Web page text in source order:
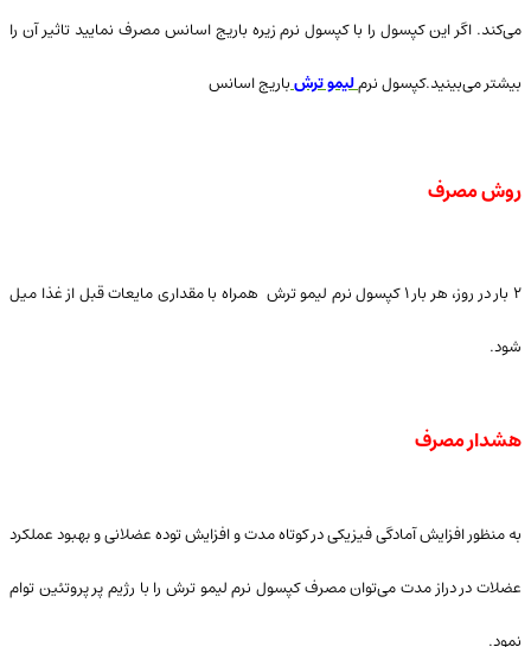
می‌کند. اگر این کپسول را با کپسول نرم زیره باریج اسانس مصرف نمایید تاثیر آن را
بیشتر می‌بینید.کپسول نرملیمو ترشباریج اسانس
روش مصرف
۲ بار در روز، هر بار ۱ کپسول نرم لیمو ترش همراه با مقداری مایعات قبل از غذا میل
شود.
هشدار مصرف
به منظور افزایش آمادگی فیزیکی در کوتاه مدت و افزایش توده عضلانی و بهبود عملکرد
عضلات در دراز مدت می‌توان مصرف کپسول نرم لیمو ترش را با رژیم پر پروتئین توام
نمود.